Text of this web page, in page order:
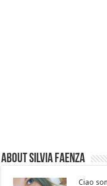
About Silvia Faenza
Ciao